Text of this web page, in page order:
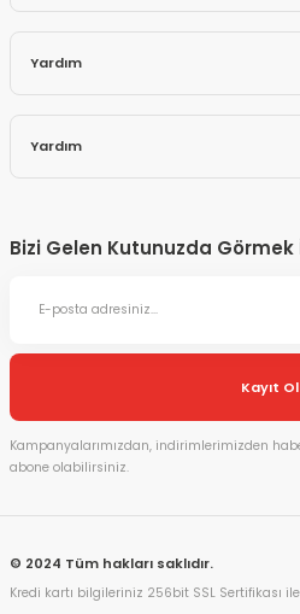
Yardım
Yardım
Bizi Gelen Kutunuzda
Kayıt Ol
Kampanyalarımızdan, indirimlerimizden
abone olabilirsiniz.
© 2024 Tüm hakları saklıdır.
Kredi kartı bilgileriniz 256bit SSL Sertifikası